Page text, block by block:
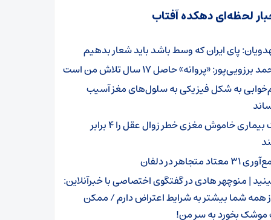
لحظه‌ای دهکده آفتاب
پای ایران که وسط باشد باید شعار بدهیم
برزویی‌پور: «پروانه» حاصل ۱۷ سال تلاش من است
به شکل فیزیکی به سلول‌های مغز آسیب
یک بیماری خاموش مغزی خطر زوال عقل را ۴ برابر
معتاد متجاهر در دلفان
| منوچهر هادی در گفتگوی اختصاصی با خبرآنلاین:
همه شما بیشتر به شرایط اعتراض دارم / ممکن
بخورد به سر من!